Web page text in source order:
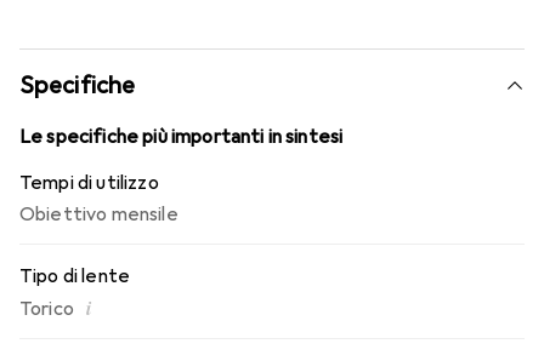
conosci. Comfort e assenza di disturbi durante tutto il
giorno con le lenti mensili.
Specifiche
Le specifiche più importanti in sintesi
Tempi di utilizzo
Obiettivo mensile
Tipo di lente
Torico i